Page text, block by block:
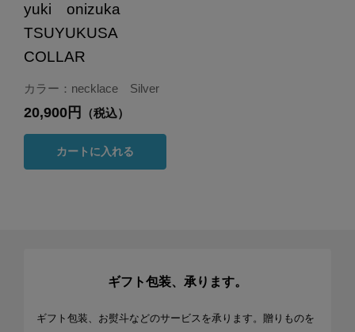
yuki onizuka
TSUYUKUSA
COLLAR
カラー：necklace Silver
20,900円 （税込）
カートに入れる
ギフト包装、承ります。
ギフト包装、お熨斗などのサービスを承ります。贈りものを